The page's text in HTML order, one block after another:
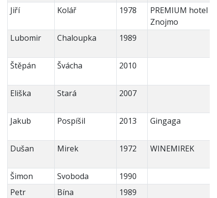
Jiří
Kolář 1978
PREMIUM hotel
Znojmo
Lubomir
Chaloupka 1989
Štěpán Švácha 2010
Eliška Stará 2007
Jakub Pospíšil 2013 Gingaga
Dušan Mirek 1972 WINEMIREK
Šimon Svoboda
1990
Petr
Bína 1989